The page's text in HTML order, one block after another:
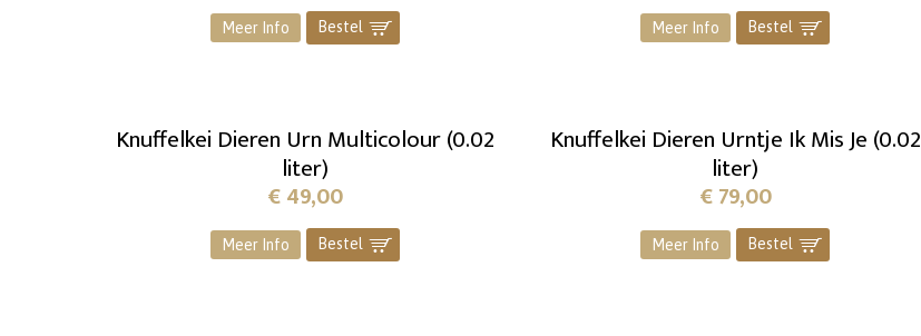
Meer Info Bestel ] Meer Info Bestel ]
Knuffelkei Dieren Urn Multicolour (0.02
liter)
€49,00
Meer Info Bestel ]
Knuffelkei Dieren Urntje Ik Mis Je (0.02
liter)
€79,00
Meer Info Bestel ]